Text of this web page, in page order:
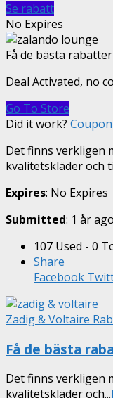
Se rabatt
No Expires
Få de bästa
Deal Activated, no
Go To Store
Did it work?
Det finns verkligen
kvalitetskläder och
Expires: No Expires
Submitted: 1 år ago
107 Used - 0
Share
Facebook
Zadig & Voltaire
Få de bästa
Det finns verkligen
kvalitetskläder och...